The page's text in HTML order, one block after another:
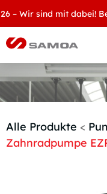
Wir sind mit dabei!
Alle Produkte <
Zahnradpumpe